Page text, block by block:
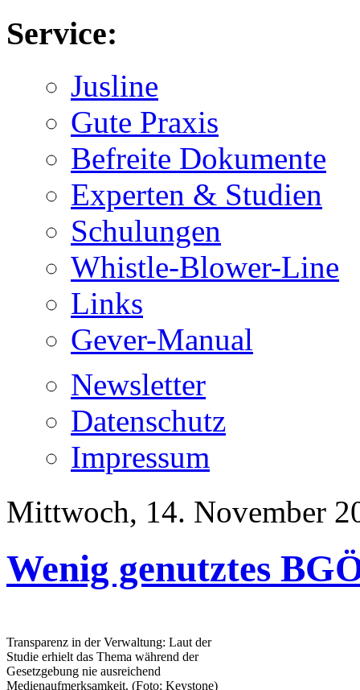
Service:
Jusline
Gute Praxis
Befreite Dokumente
Experten & Studien
Schulungen
Whistle-Blower-Line
Links
Gever-Manual
Newsletter
Datenschutz
Impressum
Mittwoch, 14. November
Wenig genutztes
Transparenz in der Verwaltung: Laut der
Studie erhielt das Thema während der
Gesetzgebung nie ausreichend
Medienaufmerksamkeit. (Foto: Keystone)